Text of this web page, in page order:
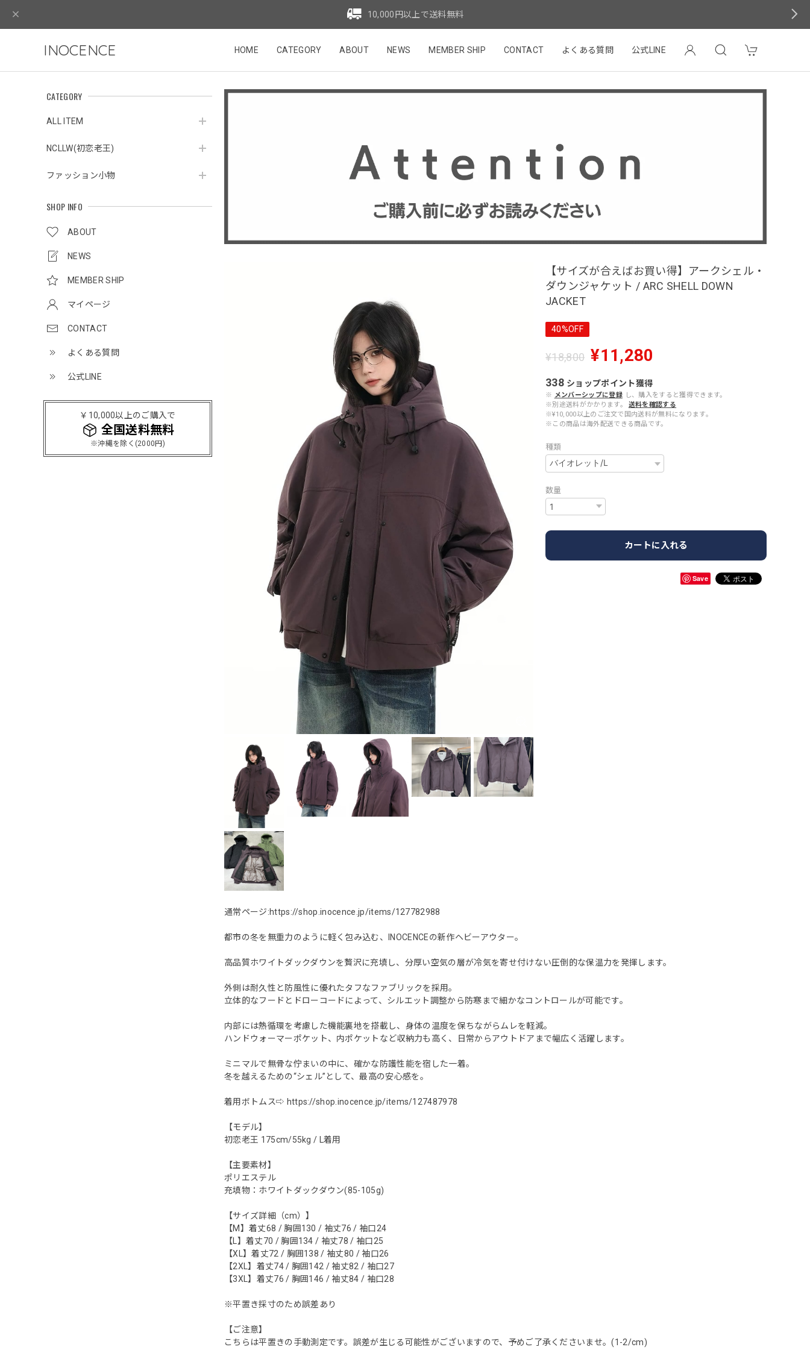
10,000円以上で送料無料
INOCENCE HOME CATEGORY ABOUT NEWS MEMBER SHIP CONTACT よくある質問 公式LINE
CATEGORY
ALL ITEM
NCLLW(初恋老王)
ファッション小物
SHOP INFO
ABOUT
NEWS
MEMBER SHIP
マイページ
CONTACT
よくある質問
公式LINE
￥10,000以上のご購入で
全国送料無料
※沖縄を除く(2000円)
【サイズが合えばお買い得】アークシェル・
ダウンジャケット / ARC SHELL DOWN
JACKET
40%OFF
¥18,800 ¥11,280
338 ショップポイント獲得
※ メンバーシップに登録
し、購入をすると獲得できます。
※別途送料がかかります。
送料を確認する
※¥10,000以上のご注文で国内送料が無料になります。
※この商品は海外配送できる商品です。
種類
数量
カートに入れる
Save
通常ページ:https://shop.inocence.jp/items/127782988
都市の冬を無重力のように軽く包み込む、INOCENCEの新作ヘビーアウター。
高品質ホワイトダックダウンを贅沢に充填し、分厚い空気の層が冷気を寄せ付けない圧倒的な保温力を発揮します。
外側は耐久性と防風性に優れたタフなファブリックを採用。
立体的なフードとドローコードによって、シルエット調整から防寒まで細かなコントロールが可能です。
内部には熱循環を考慮した機能裏地を搭載し、身体の温度を保ちながらムレを軽減。
ハンドウォーマーポケット、内ポケットなど収納力も高く、日常からアウトドアまで幅広く活躍します。
ミニマルで無骨な佇まいの中に、確かな防護性能を宿した一着。
冬を越えるための“シェル”として、最高の安心感を。
着用ボトムス⇨ https://shop.inocence.jp/items/127487978
【モデル】
初恋老王 175cm/55kg / L着用
【主要素材】
ポリエステル
充填物：ホワイトダックダウン(85-105g)
【サイズ詳細（cm）】
【M】着丈68 / 胸囲130 / 袖丈76 / 袖口24
【L】着丈70 / 胸囲134 / 袖丈78 / 袖口25
【XL】着丈72 / 胸囲138 / 袖丈80 / 袖口26
【2XL】着丈74 / 胸囲142 / 袖丈82 / 袖口27
【3XL】着丈76 / 胸囲146 / 袖丈84 / 袖口28
※平置き採寸のため誤差あり
【ご注意】
こちらは平置きの手動測定です。誤差が生じる可能性がございますので、予めご了承くださいませ。(1-2/cm)